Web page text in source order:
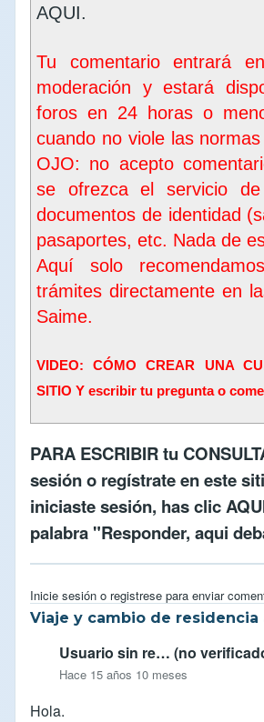
AQUI.
Tu comentario entrará
moderación y estará
foros en 24 horas o
cuando no viole las
OJO: no acepto
se ofrezca el servicio
documentos de identidad
pasaportes, etc. Nada de
Aquí solo
trámites directamente en
Saime.
VIDEO: CÓMO CREAR UNA
SITIO Y escribir tu pregunta o
PARA ESCRIBIR tu
sesióno regístrate en este
iniciaste sesión, has clic
palabra "Responder, aqui
Inicie sesión o registrese para enviar
Viaje y cambio de residencia
Usuario sin re… (no
Hace 15 años 10 meses
Hola.